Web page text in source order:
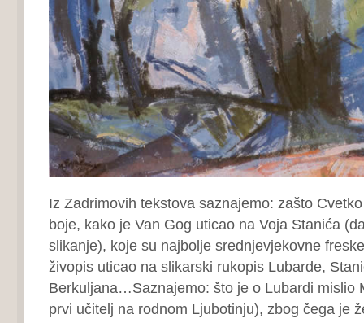
Iz Zadrimovih tekstova saznajemo: zašto
boje, kako je Van Gog uticao na Voja Stanića
slikanje), koje su najbolje srednjevjekovne
živopis uticao na slikarski rukopis Lubarde,
Berkuljana…Saznajemo: što je o Lubardi mislio
prvi učitelj na rodnom Ljubotinju), zbog čega je